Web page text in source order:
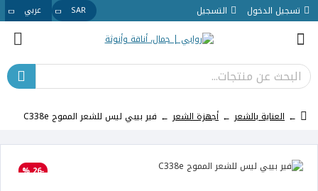
تسجيل الدخول التسجيل SAR عربي
العناية بالشعر أجهزة الشعر فير بيبي ليس للشعر المموج C338e
-26 %